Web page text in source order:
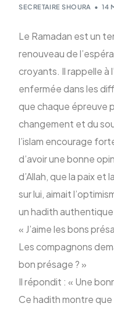
SECRETAIRE SHOURA 14
Le Ramadan est un
renouveau de
croyants. Il rappelle à
enfermée dans les
que chaque épreuve
changement et du
l’islam encourage
d’avoir une bonne
d’Allah, que la paix et
sur lui, aimait
un hadith
« J’aime les bons
Les compagnons
bon présage ? »
Il répondit : « Une
Ce hadith montre